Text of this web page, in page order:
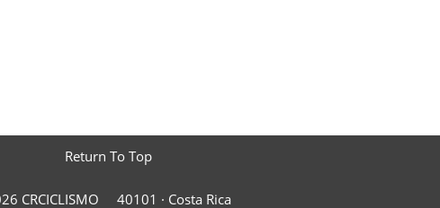
Return To Top
CRCICLISMO 40101 · Costa Rica